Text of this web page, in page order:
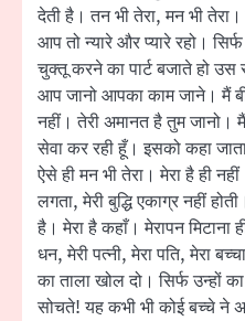
देती है। तन भी तेरा, मन भी
आप तो न्यारे और प्यारे रहो।
चुक्तू करने का पार्ट बजाते हो उस
आप जानो आपका काम जाने। मैं
नहीं। तेरी अमानत है तुम जानो।
सेवा कर रही हूँ। इसको कहा
ऐसे ही मन भी तेरा। मेरा है ही
लगता, मेरी बुद्धि एकाग्र नहीं
है। मेरा है कहाँ। मेरापन मिटाना
धन, मेरी पत्नी, मेरा पति, मेरा
का ताला खोल दो। सिर्फ उन्हों
सोचते! यह कभी भी कोई बच्चे ने